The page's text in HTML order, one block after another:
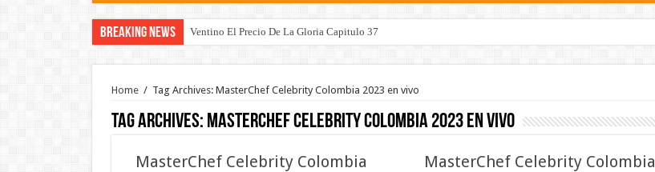
Breaking News Ventino El Precio De La Gloria Capitulo 37
Home / Tag Archives: MasterChef Celebrity Colombia 2023 en vivo
Tag Archives: MasterChef Celebrity Colombia 2023 en vivo
MasterChef Celebrity Colombia
MasterChef Celebrity Colombia